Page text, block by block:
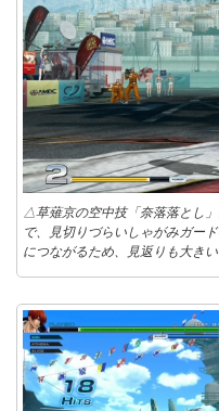
△草薙京の空中技「奈落落とし
で、見切りづらいしゃがみガー
につながるため、見返りも大きい